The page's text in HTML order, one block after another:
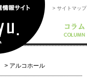
> サイトマップ
> アルコホール